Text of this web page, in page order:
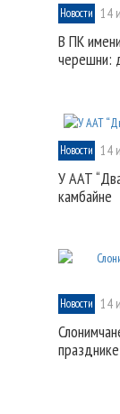
Новости 14
В ПК
черешни:
Новости 14
У ААТ
камбайне
Новости 14